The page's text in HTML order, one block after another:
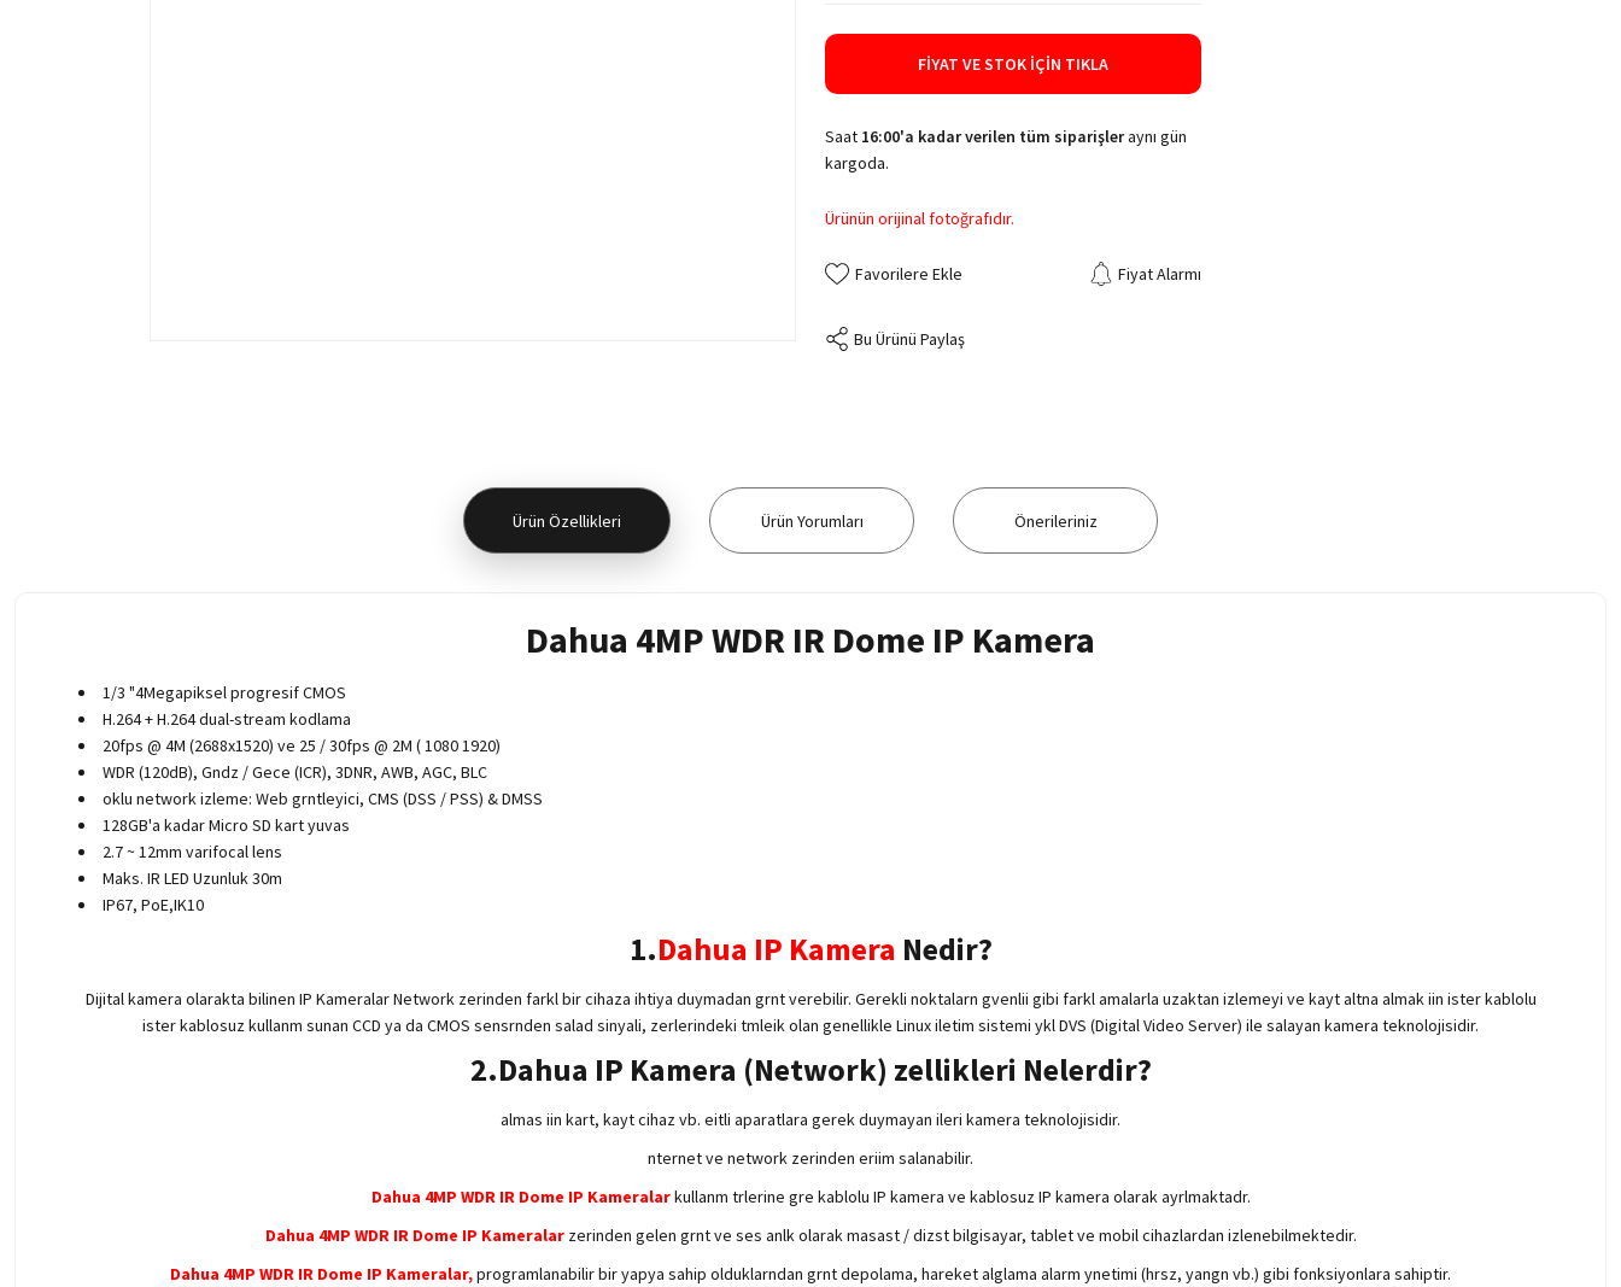
FIYAT VE STOK İÇIN TIKLA
Saat 16:00'a kadar verilen tüm siparişleraynı gün
kargoda.
Ürünün orijinal fotoğrafıdır.
Fiyat Alarmı
Bu Ürünü Paylaş
Ürün Özellikleri Ürün Yorumları Önerileriniz
Dahua 4MP WDR IR Dome IP Kamera
1/3 "4Megapiksel progresif CMOS
H.264 + H.264 dual-stream kodlama
20fps @ 4M (2688x1520) ve 25 / 30fps @ 2M ( 1080 1920)
WDR (120dB), Gndz / Gece (ICR), 3DNR, AWB, AGC, BLC
oklu network izleme: Web grntleyici, CMS (DSS / PSS) & DMSS
128GB'a kadar Micro SD kart yuvas
2.7 ~ 12mm varifocal lens
Maks. IR LED Uzunluk 30m
IP67, PoE,IK10
1.Dahua IP Kamera Nedir?
Dijital kamera olarakta bilinen IP Kameralar Network zerinden farkl bir cihaza ihtiya duymadan grnt verebilir. Gerekli noktalarn gvenlii gibi farkl amalarla uzaktan izlemeyi ve kayt altna almak iin ister kablolu
ister kablosuz kullanm sunan CCD ya da CMOS sensrnden salad sinyali, zerlerindeki tmleik olan genellikle Linux iletim sistemi ykl DVS (Digital Video Server) ile salayan kamera teknolojisidir.
2.Dahua IP Kamera (Network) zellikleri Nelerdir?
almas iin kart, kayt cihaz vb. eitli aparatlara gerek duymayan ileri kamera teknolojisidir.
nternet ve network zerinden eriim salanabilir.
Dahua 4MP WDR IR Dome IP Kameralarkullanm trlerine gre kablolu IP kamera ve kablosuz IP kamera olarak ayrlmaktadr.
Dahua 4MP WDR IR Dome IP Kameralarzerinden gelen grnt ve ses anlk olarak masast / dizst bilgisayar, tablet ve mobil cihazlardan izlenebilmektedir.
Dahua 4MP WDR IR Dome IP Kameralar,programlanabilir bir yapya sahip olduklarndan grnt depolama, hareket alglama alarm ynetimi (hrsz, yangn vb.) gibi fonksiyonlara sahiptir.